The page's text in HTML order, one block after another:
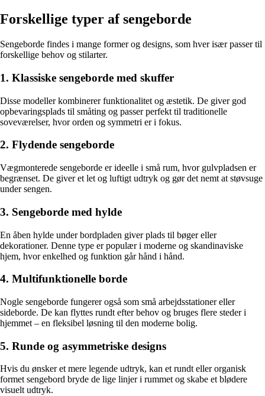
Forskellige typer af sengeborde
Sengeborde findes i mange former og designs, som hver især passer til
forskellige behov og stilarter.
1. Klassiske sengeborde med skuffer
Disse modeller kombinerer funktionalitet og æstetik. De giver god
opbevaringsplads til småting og passer perfekt til traditionelle
soveværelser, hvor orden og symmetri er i fokus.
2. Flydende sengeborde
Vægmonterede sengeborde er ideelle i små rum, hvor gulvpladsen er
begrænset. De giver et let og luftigt udtryk og gør det nemt at støvsuge
under sengen.
3. Sengeborde med hylde
En åben hylde under bordpladen giver plads til bøger eller
dekorationer. Denne type er populær i moderne og skandinaviske
hjem, hvor enkelhed og funktion går hånd i hånd.
4. Multifunktionelle borde
Nogle sengeborde fungerer også som små arbejdsstationer eller
sideborde. De kan flyttes rundt efter behov og bruges flere steder i
hjemmet – en fleksibel løsning til den moderne bolig.
5. Runde og asymmetriske designs
Hvis du ønsker et mere legende udtryk, kan et rundt eller organisk
formet sengebord bryde de lige linjer i rummet og skabe et blødere
visuelt udtryk.